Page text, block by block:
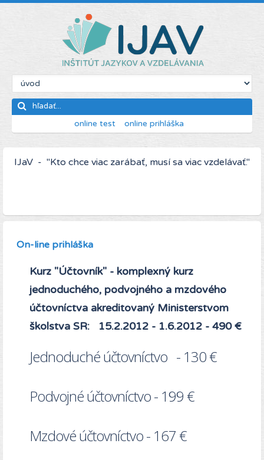
online test online prihláška
IJaV - "Kto chce viac zarábať, musí sa viac vzdelávať."
On-line prihláška
Kurz "Účtovník" - komplexný kurz
jednoduchého, podvojného a mzdového
účtovníctva akreditovaný Ministerstvom
školstva SR: 15.2.2012 - 1.6.2012 - 490 €
Jednoduché účtovníctvo - 130 €
Podvojné účtovníctvo - 199 €
Mzdové účtovníctvo - 167 €